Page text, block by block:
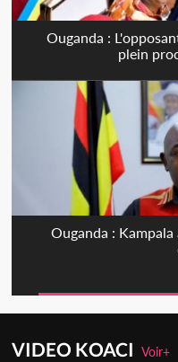
Ouganda :
plein
Ouganda :
VIDEO KOACIVoir+